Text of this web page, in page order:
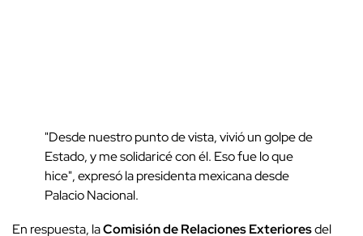
"Desde nuestro punto de vista, vivió un golpe de
Estado, y me solidaricé con él. Eso fue lo que
hice", expresó la presidenta mexicana desde
Palacio Nacional.
En respuesta, laComisión de Relaciones Exterioresdel